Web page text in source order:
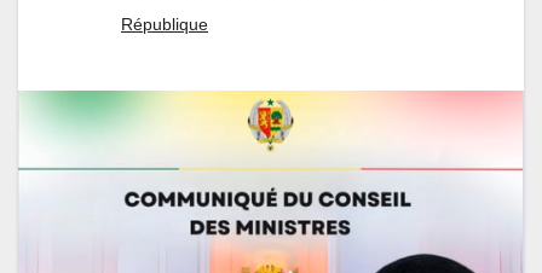
République